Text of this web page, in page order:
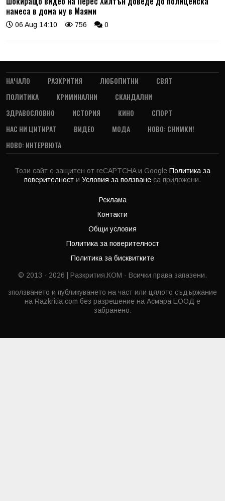
намеса в дома му в Маями
06 Aug 14:10 756 0
НАЧАЛО РАЗКРИТИЯ ЛЮБОПИТНИ
СВЯТ
ПОЛИТИКА
КРИМИНАЛНИ
СКАНДАЛНИ
ЗДРАВОСЛОВНО
ИСТОРИЯ КИНО
СПОРТ
НАС НИ ЦИТИРАТ
ВИДЕО МОДА
НОВО: СНИМКИ!
НОВО: ИНТЕРВЮТА
Този сайт е защитен от reCAPTCHA и Google Политика за
поверителност и Условия за ползване са приложени.
Реклама
Контакти
Общи условия
Политика за поверителност
Политика за бисквитките
© 2013 - 2026 | Разкрития.КОМ - Всички права запазени.
зползването и публикуването на част или цялото съдържание
на Razkritia.com без разрешение на Асмара ЕООД е
забранено.